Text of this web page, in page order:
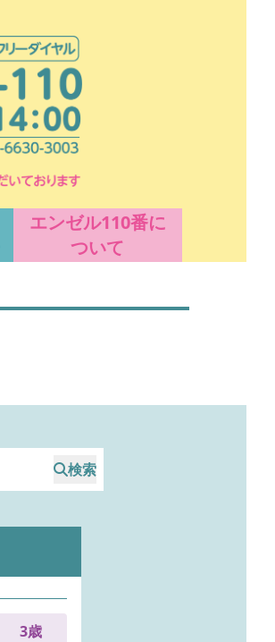
エンゼル110番に
ついて
検索
3歳